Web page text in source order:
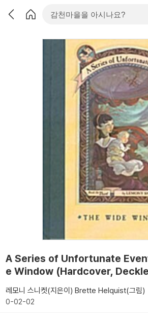
A Series of Unfortunate
e Window (Hardcover,
레모니 스니켓(지은이) Brette Helquist(그림)
0-02-02